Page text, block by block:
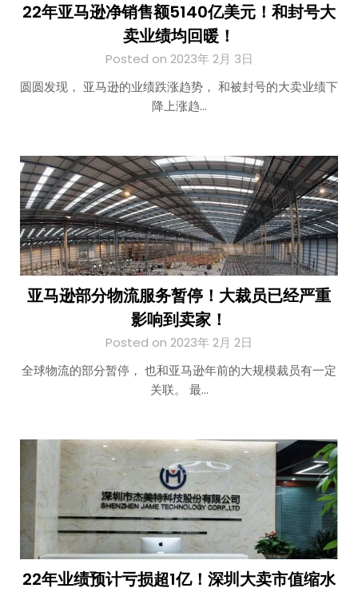
22年亚马逊净销售额5140亿美元！和封号大
卖业绩均回暖！
Posted on 2023年 2月 3日
圆圆发现， 亚马逊的业绩跌涨趋势， 和被封号的大卖业绩下
降上涨趋…
亚马逊部分物流服务暂停！大裁员已经严重
影响到卖家！
Posted on 2023年 2月 2日
全球物流的部分暂停， 也和亚马逊年前的大规模裁员有一定
关联。 最…
22年业绩预计亏损超1亿！深圳大卖市值缩水